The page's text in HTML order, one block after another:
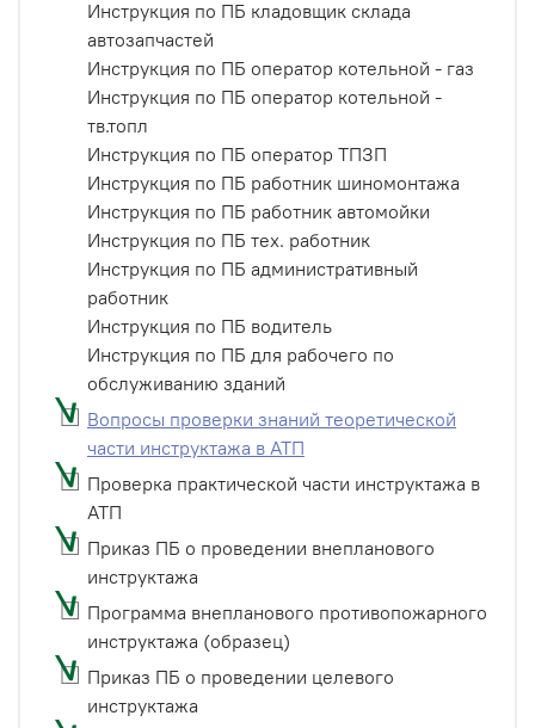
Инструкция по ПБ кладовщик склада
автозапчастей
Инструкция по ПБ оператор котельной - газ
Инструкция по ПБ оператор котельной -
тв.топл
Инструкция по ПБ оператор ТПЗП
Инструкция по ПБ работник шиномонтажа
Инструкция по ПБ работник автомойки
Инструкция по ПБ тех. работник
Инструкция по ПБ административный
работник
Инструкция по ПБ водитель
Инструкция по ПБ для рабочего по
обслуживанию зданий
Вопросы проверки знаний теоретической
части инструктажа в АТП
Проверка практической части инструктажа в
АТП
Приказ ПБ о проведении внепланового
инструктажа
Программа внепланового противопожарного
инструктажа (образец)
Приказ ПБ о проведении целевого
инструктажа